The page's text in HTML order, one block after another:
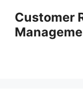
content
Customer